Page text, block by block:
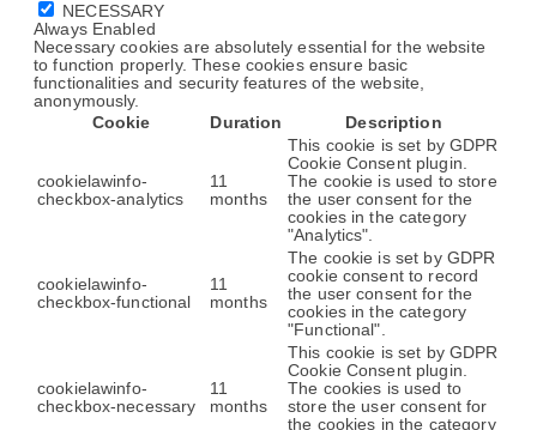
NECESSARY
Always Enabled
Necessary cookies are absolutely essential for the website
to function properly. These cookies ensure basic
functionalities and security features of the website,
anonymously.
Cookie
Duration Description
cookielawinfo-
checkbox-analytics
11
months
This cookie is set by GDPR
Cookie Consent plugin.
The cookie is used to store
the user consent for the
cookies in the category
"Analytics".
cookielawinfo-
checkbox-functional
11
months
The cookie is set by GDPR
cookie consent to record
the user consent for the
cookies in the category
"Functional".
cookielawinfo-
checkbox-necessary
11
months
This cookie is set by GDPR
Cookie Consent plugin.
The cookies is used to
store the user consent for
the cookies in the category